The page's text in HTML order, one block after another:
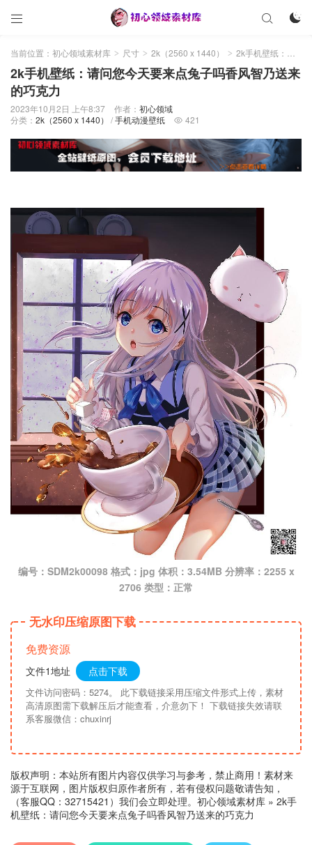
 

当前位置： 初心领域素材库 > 尺寸 > 2k（2560 x 1440） > 2k手机壁纸：请问您今天要来点兔子吗香风智乃送来的巧克力
2k手机壁纸：请问您今天要来点兔子吗香风智乃送来
的巧克力
2023年10月2日 上午8:37 作者： 初心领域
分类： 2k（2560 x 1440） /手机动漫壁纸  421
编号：SDM2k00098 格式：jpg 体积：3.54MB 分辨率：2255 x
2706 类型：正常
无水印压缩原图下载
免费资源
文件1地址 点击下载
文件访问密码：5274。 此下载链接采用压缩文件形式上传，素材
高清原图需下载解压后才能查看，介意勿下！ 下载链接失效请联
系客服微信：chuxinrj
版权声明：本站所有图片内容仅供学习与参考，禁止商用！素材来
源于互联网，图片版权归原作者所有，若有侵权问题敬请告知，
（客服QQ：32715421）我们会立即处理。 初心领域素材库 » 2k手
机壁纸：请问您今天要来点兔子吗香风智乃送来的巧克力